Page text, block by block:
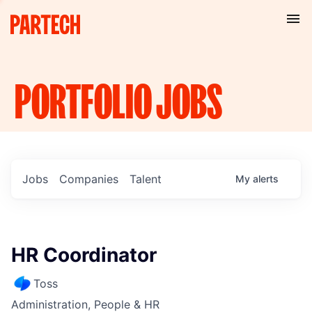
PORTFOLIOJOBS
Jobs Companies Talent My alerts
HR Coordinator
Toss
Administration, People & HR